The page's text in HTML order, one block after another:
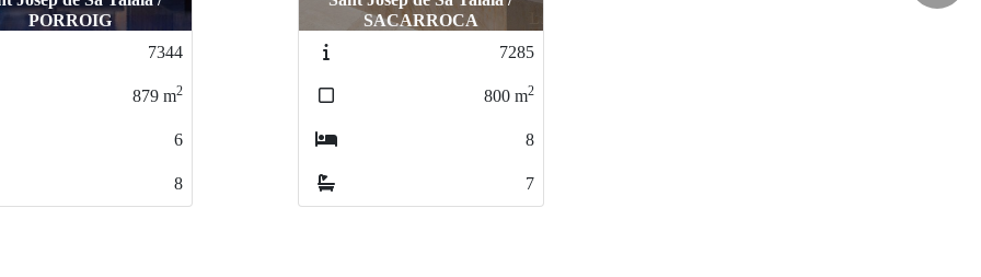
SACARROCA
7285
800m
SACARROCA
7285
800
SACARROCA
7285
800m